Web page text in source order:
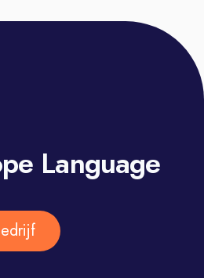
Language